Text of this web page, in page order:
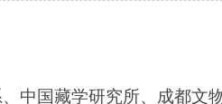
中国藏学研究所、成都文